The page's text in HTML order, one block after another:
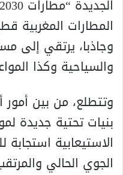
المطارات المغربية
وجاذبا، يرتقي إلى
والسياحية وكذا
وتتطلع، من بين
بنيات تحتية جديدة
الاستيعابية استجابة
الجوي الحالي